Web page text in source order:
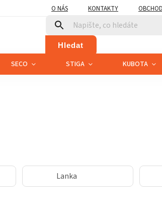
O NÁS KONTAKTY
Hledat
SECO STIGA KUBOTA
Lanka